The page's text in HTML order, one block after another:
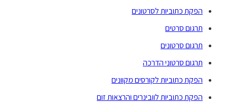
הפקת כתוביות לסרטונים
תרגום סרטים
תרגום סרטונים
תרגום סרטוני הדרכה
הפקת כתוביות לקורסים מקוונים
הפקת כתוביות לוובינרים והרצאות זום